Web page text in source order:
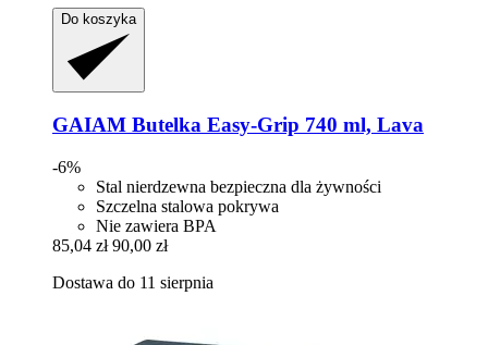
Do koszyka
GAIAM Butelka Easy-​Grip 740 ml, Lava
-6%
Stal nierdzewna bezpieczna dla żywności
Szczelna stalowa pokrywa
Nie zawiera BPA
85,04 zł 90,00 zł
Dostawa do 11 sierpnia